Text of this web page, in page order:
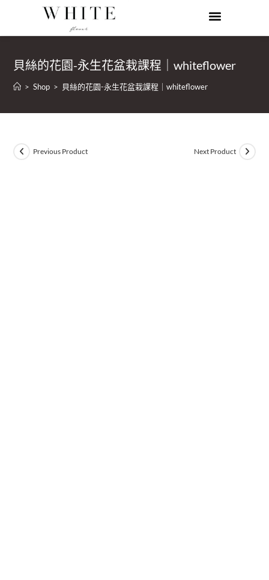
貝絲的花園-永生花盆栽課程｜whiteflower
> Shop > 貝絲的花園-永生花盆栽課程｜whiteflower
Previous Product Next Product